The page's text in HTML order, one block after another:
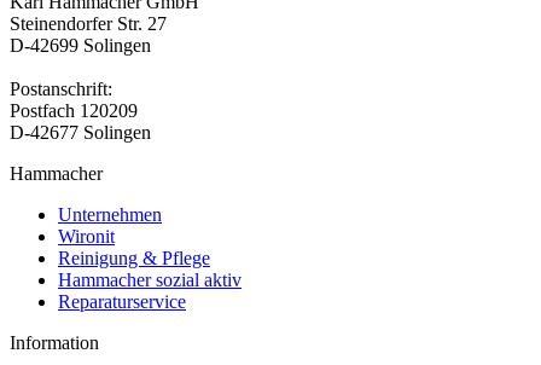
Steinendorfer Str. 27
D-42699 Solingen
Postanschrift:
Postfach 120209
D-42677 Solingen
Hammacher
Unternehmen
Wironit
Reinigung & Pflege
Hammacher sozial aktiv
Reparaturservice
Information